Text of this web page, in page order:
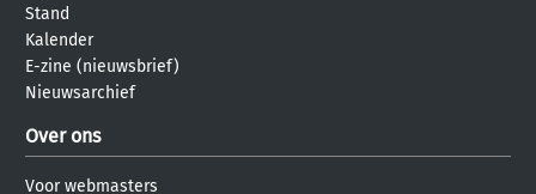
Stand
Kalender
E-zine (nieuwsbrief)
Nieuwsarchief
Over ons
Voor webmasters